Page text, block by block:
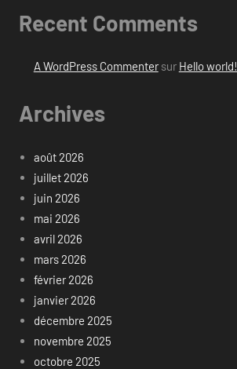
Recent Comments
A WordPress Commentersur Hello world!
Archives
août 2026
juillet 2026
juin 2026
mai 2026
avril 2026
mars 2026
février 2026
janvier 2026
décembre 2025
novembre 2025
octobre 2025